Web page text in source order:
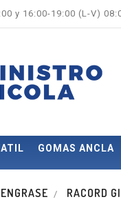
y 16:00-19:00 (L-V)
GOMAS ANCLA
RACORD